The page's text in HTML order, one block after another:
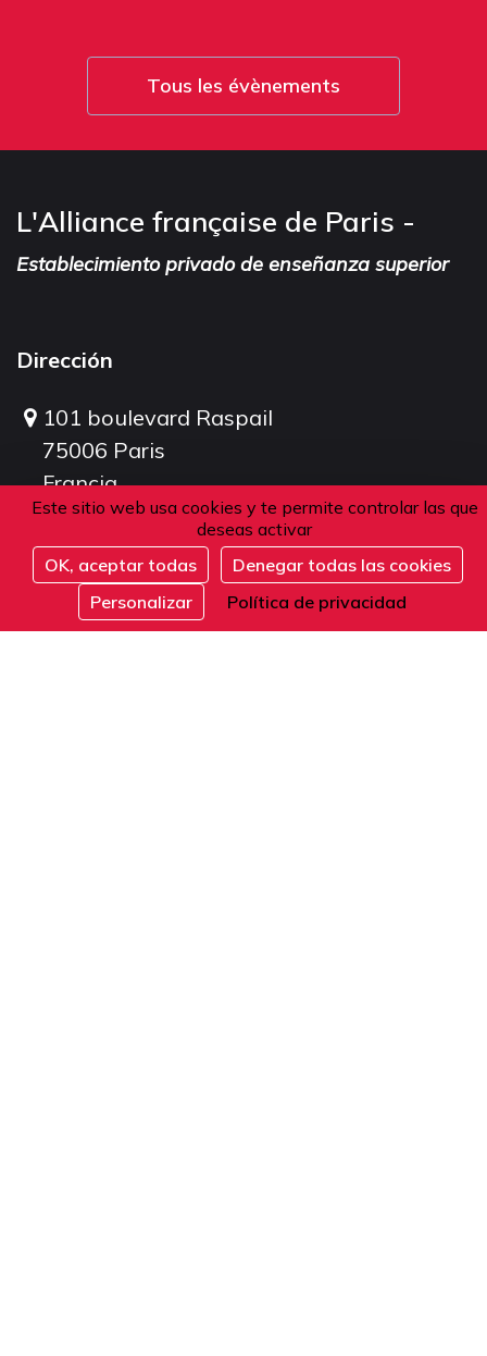
Este sitio web usa cookies y te permite controlar las que
deseas activar
OK, aceptar todas
Denegar todas las cookies
Personalizar
Política de privacidad
Inscribirse
Tous les évènements
L'Alliance française de Paris -
Establecimiento privado de enseñanza superior
Dirección
101 boulevard Raspail
75006 Paris
Francia
Teléfono
Desde Francia o el extranjero: